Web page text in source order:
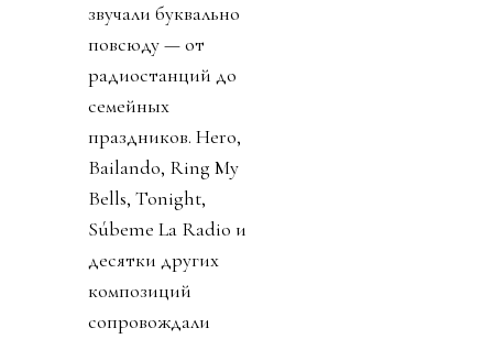
звучали буквально
повсюду — от
радиостанций до
семейных
праздников. Hero,
Bailando, Ring My
Bells, Tonight,
Súbeme La Radio и
десятки других
композиций
сопровождали